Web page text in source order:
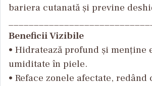
bariera cutanată și previne
Beneficii Vizibile
• Hidratează profund și menține
umiditate în piele.
• Reface zonele afectate, redând